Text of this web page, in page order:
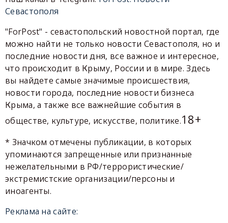
Севастополя
"ForPost" - севастопольский новостной портал, где
можно найти не только новости Севастополя, но и
последние новости дня, все важное и интересное,
что происходит в Крыму, России и в мире. Здесь
вы найдете самые значимые происшествия,
новости города, последние новости бизнеса
Крыма, а также все важнейшие события в
обществе, культуре, искусстве, политике.18+
* Значком отмечены публикации, в которых
упоминаются запрещенные или признанные
нежелательными в РФ/террористические/
экстремистские организации/персоны и
иноагенты.
Реклама на сайте: